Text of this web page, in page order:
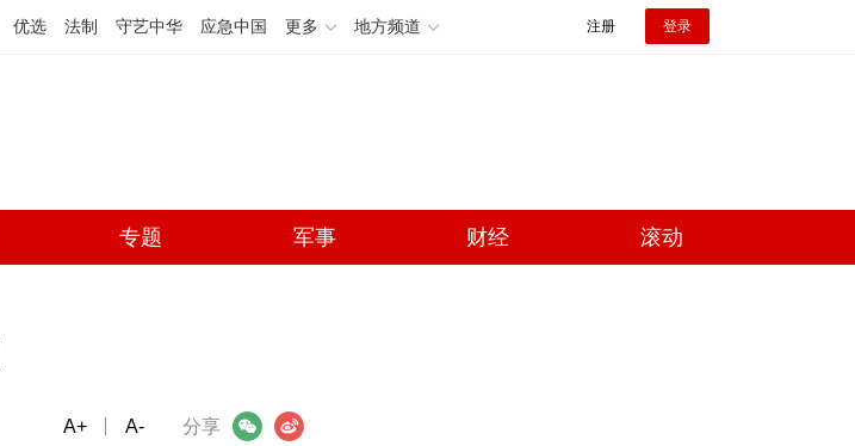
优选 法制 守艺中华 应急中国 更多 地方频道 注册 登录
专题 军事 财经 滚动
分享
微信 微博
A+ A-